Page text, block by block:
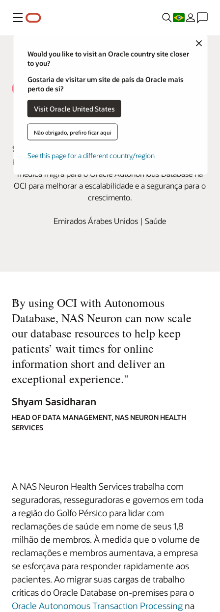
Menu
Close
Would you like to visit an Oracle country site closer
to you?
Gostaria de visitar um site de país da Oracle mais
perto de si?
Visit Oracle United States
Não obrigado, prefiro ficar aqui
See this page for a different country/region
NAS Neuron otimiza a eficiência
para garantir excelência em
serviços e sua expansão com a OCI
Empresa líder em tecnologia de benefícios de assistência
médica migra para o Oracle Autonomous Database na
OCI para melhorar a escalabilidade e a segurança para o
crescimento.
Emirados Árabes Unidos | Saúde
"
By using OCI with Autonomous
Database, NAS Neuron can now scale
our database resources to help keep
patients’ wait times for online
information short and deliver an
exceptional experience."
Shyam Sasidharan
HEAD OF DATA MANAGEMENT, NAS NEURON HEALTH
SERVICES
A NAS Neuron Health Services trabalha com
seguradoras, resseguradoras e governos em toda
a região do Golfo Pérsico para lidar com
reclamações de saúde em nome de seus 1,8
milhão de membros. À medida que o volume de
reclamações e membros aumentava, a empresa
se esforçava para responder rapidamente aos
pacientes. Ao migrar suas cargas de trabalho
críticas do Oracle Database on-premises para o
Oracle Autonomous Transaction Processing na